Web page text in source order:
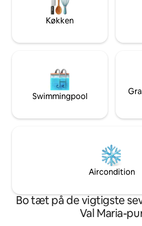
og wellnessweekender: autentisk
landsby, SPA og privatliv helt for dig
Køkken
Swimmingpool
Aircondition
Bo tæt på de vigtigste
Val Maria-